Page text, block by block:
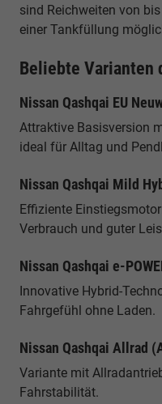
sind Reichweiten von
einer Tankfüllung
Beliebte Varianten
Nissan Qashqai EU
Attraktive Basisversion
ideal für Alltag und
Nissan Qashqai Mild
Effiziente
Verbrauch und guter
Nissan Qashqai e-
Innovative Hybrid-
Fahrgefühl ohne Laden.
Nissan Qashqai Allrad
Variante mit
Fahrstabilität.